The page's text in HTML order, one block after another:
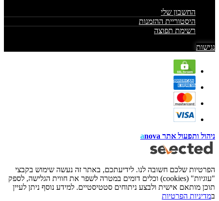
החשבון שלי
היסטוריית ההזמנות
רשימת תפוצה
נגישות
ניהול ותפעול אתר anova
הפרטיות שלכם חשובה לנו. לידיעתכם, באתר זה נעשה שימוש בקבצי
"עוגיות" (cookies) וכלים דומים במטרה לשפר את חווית הגלישה, לספק
תוכן מותאם אישית ולבצע ניתוחים סטטיסטיים. למידע נוסף ניתן לעיין
במדיניות הפרטיות